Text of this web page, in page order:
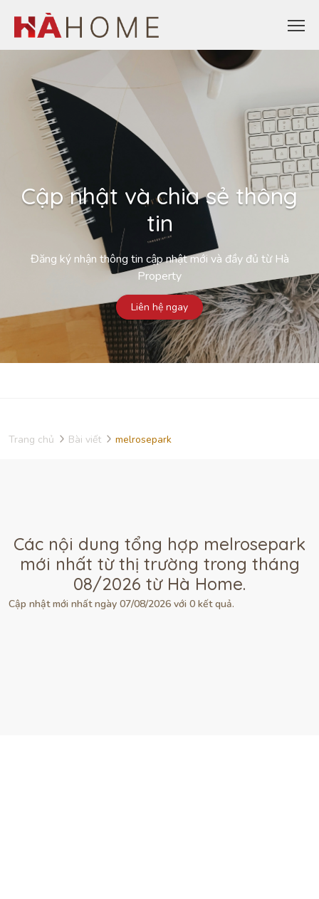
Cập nhật và chia sẻ thông
tin
Đăng ký nhận thông tin cập nhật mới và đầy đủ từ Hà
Property
Liên hệ ngay
Trang chủ Bài viết melrosepark
Các nội dung tổng hợp melrosepark
mới nhất từ thị trường trong tháng
08/2026 từ Hà Home.
Cập nhật mới nhất ngày 07/08/2026 với 0 kết quả.